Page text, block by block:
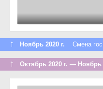
↑ Ноябрь 2020 г. Смена
↑ Октябрь 2020 г. — Ноябрь